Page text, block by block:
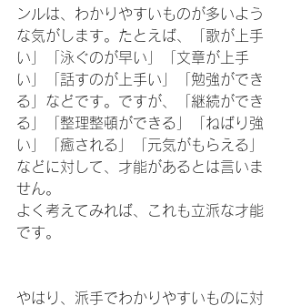
ンルは、わかりやすいものが多いよう
な気がします。たとえば、「歌が上手
い」「泳ぐのが早い」「文章が上手
い」「話すのが上手い」「勉強ができ
る」などです。ですが、「継続ができ
る」「整理整頓ができる」「ねばり強
い」「癒される」「元気がもらえる」
などに対して、才能があるとは言いま
せん。
よく考えてみれば、これも立派な才能
です。
やはり、派手でわかりやすいものに対